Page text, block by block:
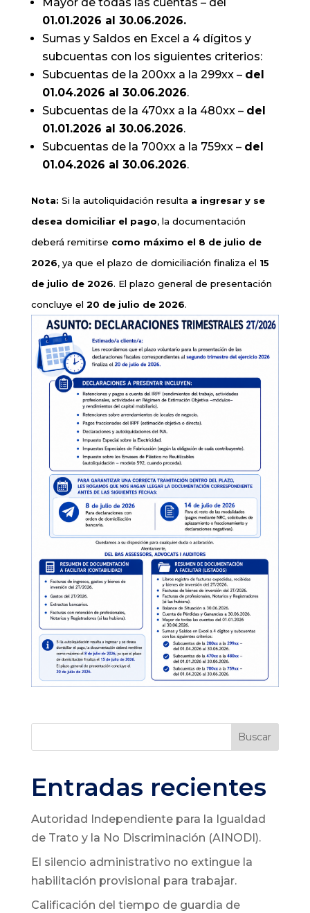
01.01.2026 al 30.06.2026.
Sumas y Saldos en Excel a 4 dígitos y
subcuentas con los siguientes criterios:
Subcuentas de la 200xx a la 299xx – del
01.04.2026 al 30.06.2026.
Subcuentas de la 470xx a la 480xx – del
01.01.2026 al 30.06.2026.
Subcuentas de la 700xx a la 759xx – del
01.04.2026 al 30.06.2026.
Nota: Si la autoliquidación resulta a ingresar y se
desea domiciliar el pago, la documentación
deberá remitirse como máximo el 8 de julio de
2026, ya que el plazo de domiciliación finaliza el 15
de julio de 2026. El plazo general de presentación
concluye el 20 de julio de 2026.
Buscar
Entradas recientes
Autoridad Independiente para la Igualdad
de Trato y la No Discriminación (AINODI).
El silencio administrativo no extingue la
habilitación provisional para trabajar.
Calificación del tiempo de guardia de